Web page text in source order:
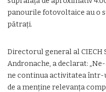
panourile fotovoltaice au o
pătrați.
Directorul general al CIECH
Andronache, a declarat:
ne continua activitatea într-
de a menține relevanța